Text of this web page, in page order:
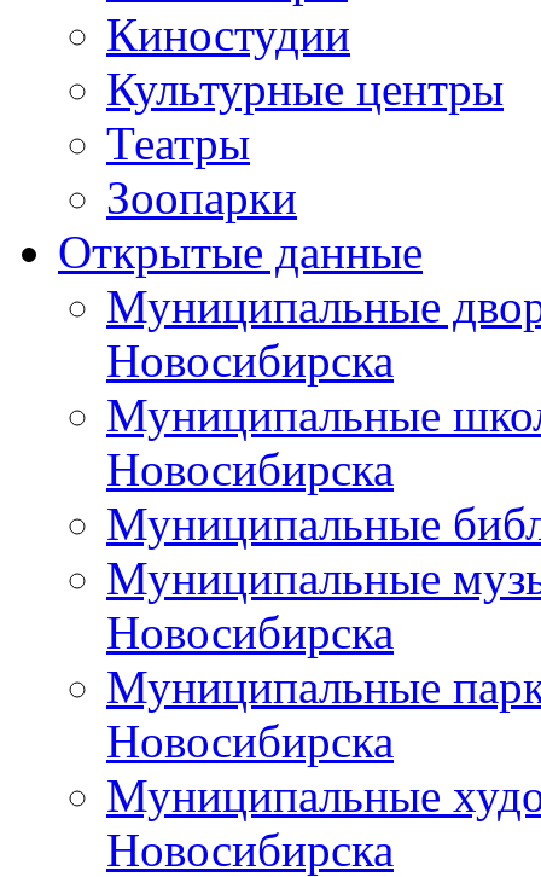
Киностудии
Культурные центры
Театры
Зоопарки
Открытые данные
Муниципальные
Новосибирска
Муниципальные
Новосибирска
Муниципальные
Муниципальные
Новосибирска
Муниципальные
Новосибирска
Муниципальные
Новосибирска